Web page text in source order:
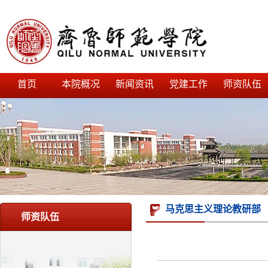
首页 本院概况 新闻资讯 党建工作 师资队伍
师资队伍
马克思主义理论教研部